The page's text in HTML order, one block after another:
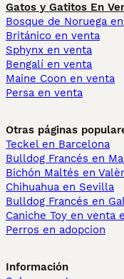
Gatos y Gatitos En
Bosque de Noruega
Británico en venta
Sphynx en venta
Bengalí en venta
Maine Coon en venta
Persa en venta
Otras páginas
Teckel en Barcelona
Bulldog Francés en
Bichón Maltés en
Chihuahua en Sevilla
Bulldog Francés en
Caniche Toy en venta
Perros en adopcion
Información